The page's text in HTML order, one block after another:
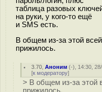
таблица разовых
на руки, у кого-то ещё
и SMS есть.
В общем из-за этой
прижилось.
3.70 ,Аноним (-), 14:30,
[к модератору]
> В общем из-за этой